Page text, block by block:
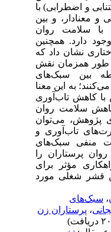
و اضطرابی) با
معنادار، و بین
سلامت روان
دارد. همچنین
نشان داد که
همزمان نقش
بین سبک‌های
به این معنا
کاهش تاب‌آوری
سلامت روان
می‌توان
تاب‌آوری و
منفی سبک‌های
پرستاران را
مؤثر برای
قشر شغلی مورد
سبک‌های
،پرستاران زن